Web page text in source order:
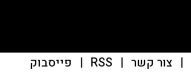
| צור קשר |
RSS
| פייסבוק